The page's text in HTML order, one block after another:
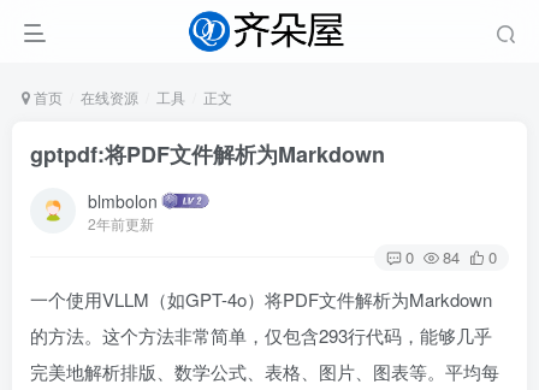
首页 在线资源 工具 正文
gptpdf:将PDF文件解析为Markdown
blmbolon
2年前更新
0 84 0
一个使用VLLM（如GPT-4o）将PDF文件解析为Markdown
的方法。这个方法非常简单，仅包含293行代码，能够几乎
完美地解析排版、数学公式、表格、图片、图表等。平均每